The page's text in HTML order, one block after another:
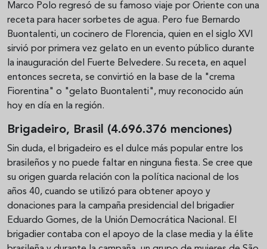
Marco Polo regresó de su famoso viaje por Oriente con una
receta para hacer sorbetes de agua. Pero fue Bernardo
Buontalenti, un cocinero de Florencia, quien en el siglo XVI
sirvió por primera vez gelato en un evento público durante
la inauguración del Fuerte Belvedere. Su receta, en aquel
entonces secreta, se convirtió en la base de la "crema
Fiorentina" o "gelato Buontalenti", muy reconocido aún
hoy en día en la región.
Brigadeiro, Brasil (4.696.376 menciones)
Sin duda, el brigadeiro es el dulce más popular entre los
brasileños y no puede faltar en ninguna fiesta. Se cree que
su origen guarda relación con la política nacional de los
años 40, cuando se utilizó para obtener apoyo y
donaciones para la campaña presidencial del brigadier
Eduardo Gomes, de la Unión Democrática Nacional. El
brigadier contaba con el apoyo de la clase media y la élite